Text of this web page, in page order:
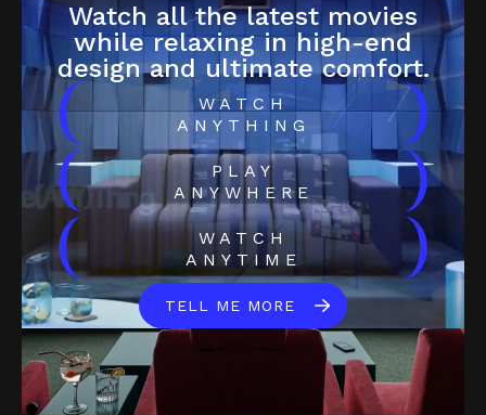
Watch all the latest movies
while relaxing in high-end
design and ultimate comfort.
(
WATCH
ANYTHING
)
(
PLAY
ANYWHERE
)
(
WATCH
ANYTIME
)
TELL ME MORE